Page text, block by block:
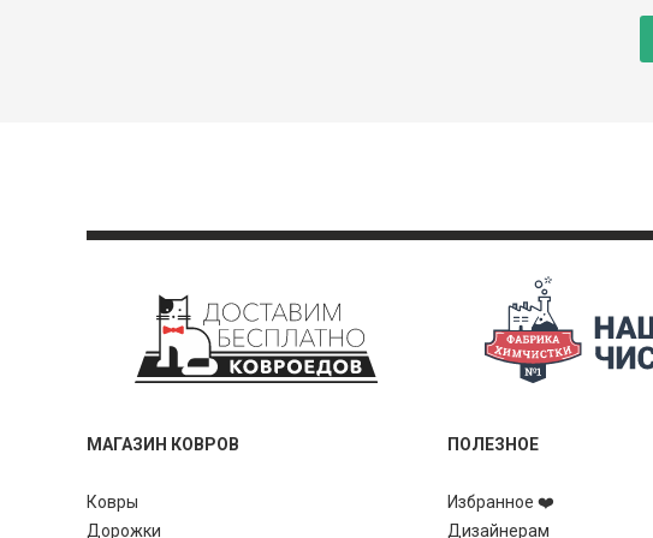
МАГАЗИН КОВРОВ
Ковры
Дорожки
ПОЛЕЗНОЕ
Избранное ❤️
Дизайнерам